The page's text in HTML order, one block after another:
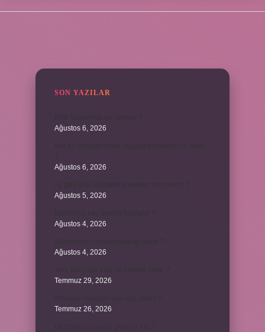
SON YAZILAR
Ağustos 6, 2026
Ağustos 6, 2026
Ağustos 5, 2026
Ağustos 4, 2026
Ağustos 4, 2026
Temmuz 29, 2026
Temmuz 26, 2026